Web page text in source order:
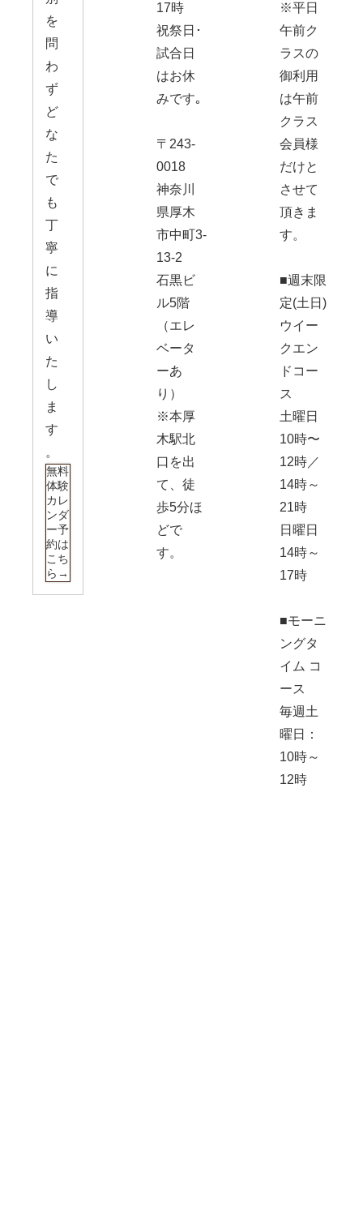
を
問
わ
ず
ど
な
た
で
も
丁
寧
に
指
導
い
た
し
ま
す
。
無料
体験
カレ
ンダ
ー予
約は
こち
ら→
17時
祝祭日･
試合日
はお休
みです｡
〒243-
0018
神奈川
県厚木
市中町3-
13-2
石黒ビ
ル5階
（エレ
ベータ
ーあ
り）
※本厚
木駅北
口を出
て、徒
歩5分ほ
どで
す。
※平日
午前ク
ラスの
御利用
は午前
クラス
会員様
だけと
させて
頂きま
す。
■週末限
定(土日)
ウイー
クエン
ドコー
ス
土曜日
10時〜
12時／
14時～
21時
日曜日
14時～
17時
■モーニ
ングタ
イム コ
ース
毎週土
曜日：
10時～
12時